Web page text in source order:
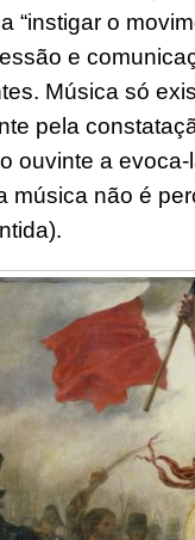
“instigar o
e
Música só
pela
ouvinte a
música não é